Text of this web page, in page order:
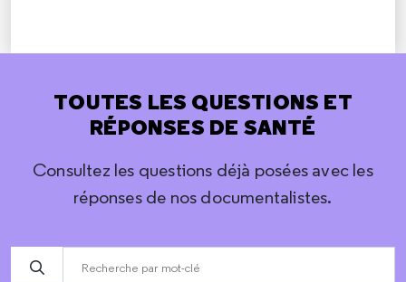
TOUTES LES QUESTIONS ET
RÉPONSES DE SANTÉ
Consultez les questions déjà posées avec les
réponses de nos documentalistes.